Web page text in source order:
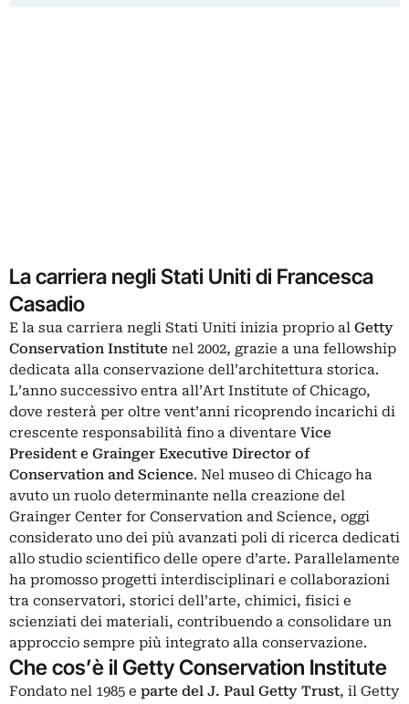
La carriera negli Stati Uniti di Francesca
Casadio
E la sua carriera negli Stati Uniti inizia proprio al Getty
Conservation Institute nel 2002, grazie a una fellowship
dedicata alla conservazione dell’architettura storica.
L’anno successivo entra all’Art Institute of Chicago,
dove resterà per oltre vent’anni ricoprendo incarichi di
crescente responsabilità fino a diventare Vice
President e Grainger Executive Director of
Conservation and Science. Nel museo di Chicago ha
avuto un ruolo determinante nella creazione del
Grainger Center for Conservation and Science, oggi
considerato uno dei più avanzati poli di ricerca dedicati
allo studio scientifico delle opere d’arte. Parallelamente
ha promosso progetti interdisciplinari e collaborazioni
tra conservatori, storici dell’arte, chimici, fisici e
scienziati dei materiali, contribuendo a consolidare un
approccio sempre più integrato alla conservazione.
Che cos’è il Getty Conservation Institute
Fondato nel 1985 e parte del J. Paul Getty Trust, il Getty